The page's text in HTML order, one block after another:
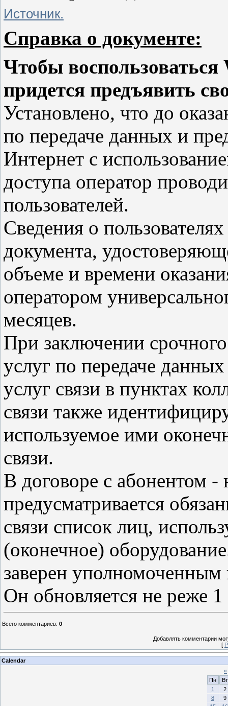
Источник.
Справка о документе:
Чтобы
придется предъявить
Установлено, что до
по передаче данных и
Интернет с
доступа оператор
пользователей.
Сведения о
документа,
объеме и времени
оператором
месяцев.
При заключении
услуг по передаче
услуг связи в пунктах
связи также
используемое ими
связи.
В договоре с абонентом
предусматривается
связи список лиц,
(оконечное)
заверен
Он обновляется не реже 1
Всего комментариев: 0
Добавлять комментарии
[
Calendar
«
Пн
Вт
1
2
8
9